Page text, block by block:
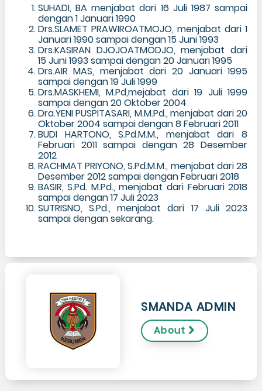
SUHADI, BA menjabat dari 16 Juli 1987 sampai
dengan 1 Januari 1990
Drs.SLAMET PRAWIROATMOJO, menjabat dari 1
Januari 1990 sampai dengan 15 Juni 1993
Drs.KASIRAN DJOJOATMODJO, menjabat dari
15 Juni 1993 sampai dengan 20 Januari 1995
Drs.AIR MAS, menjabat dari 20 Januari 1995
sampai dengan 19 Juli 1999
Drs.MASKHEMI, M.Pd,mejabat dari 19 Juli 1999
sampai dengan 20 Oktober 2004
Dra.YENI PUSPITASARI, M.M.Pd., menjabat dari 20
Oktober 2004 sampai dengan 8 Februari 2011
BUDI HARTONO, S.Pd.M.M., menjabat dari 8
Februari 2011 sampai dengan 28 Desember
2012
RACHMAT PRIYONO, S.Pd.M.M., menjabat dari 28
Desember 2012 sampai dengan Februari 2018
BASIR, S.Pd. M.Pd., menjabat dari Februari 2018
sampai dengan 17 Juli 2023
SUTRISNO, S.Pd., menjabat dari 17 Juli 2023
sampai dengan sekarang.
SMANDA ADMIN
About